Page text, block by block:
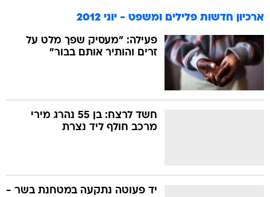
ארכיון חדשות פלילים ומשפט - יוני 2012
פעילה: "מעסיק שפך מלט על
זרים והותיר אותם בבור"
חשד לרצח: בן 55 נהרג מירי
מרכב חולף ליד נצרת
יד פעוטה נתקעה במטחנת בשר -